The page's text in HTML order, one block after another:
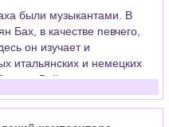
были музыкантами. В
Бах, в качестве певчего,
он изучает и
итальянских и немецких
в Веймаре скрипачом
органистом в Арнштаде,
органной